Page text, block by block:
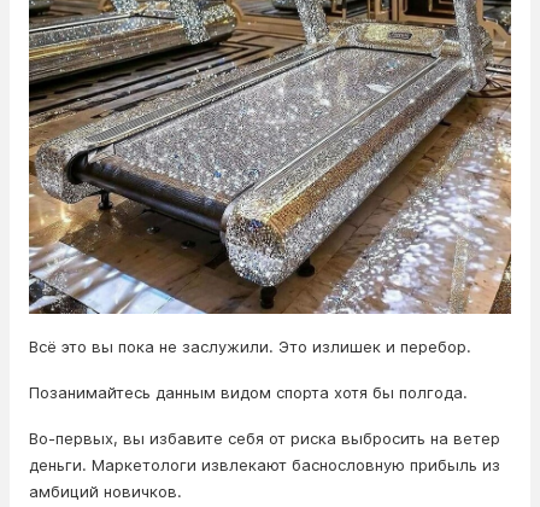
Всё это вы пока не заслужили. Это излишек и перебор.
Позанимайтесь данным видом спорта хотя бы полгода.
Во-первых, вы избавите себя от риска выбросить на ветер
деньги. Маркетологи извлекают баснословную прибыль из
амбиций новичков.